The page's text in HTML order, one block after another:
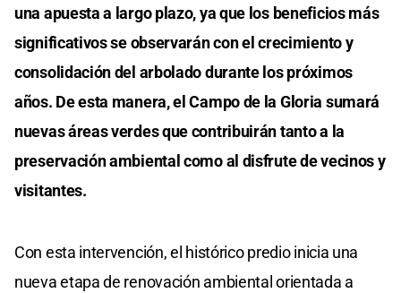
una apuesta a largo plazo, ya que los beneficios más
significativos se observarán con el crecimiento y
consolidación del arbolado durante los próximos
años. De esta manera, el Campo de la Gloria sumará
nuevas áreas verdes que contribuirán tanto a la
preservación ambiental como al disfrute de vecinos y
visitantes.
Con esta intervención, el histórico predio inicia una
nueva etapa de renovación ambiental orientada a